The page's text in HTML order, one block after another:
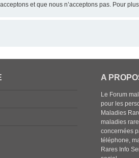
et que nous n’acceptons pas. Pour
A
Le Forum
pour les
Maladies
maladies
concernées
téléphone,
Rares Info